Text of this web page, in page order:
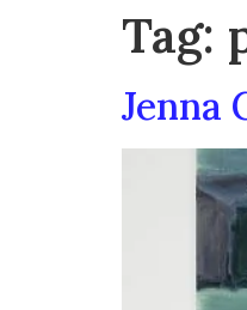
Tag:
Jenna